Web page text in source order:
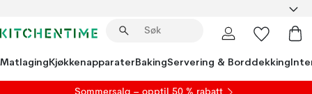
MatlagingKjøkkenapparaterBakingServering & Borddekking
Sommersalg – opptil 50 % rabatt